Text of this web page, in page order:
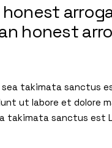
honest
takimata sanctus
ut labore et dolore
takimata sanctus est